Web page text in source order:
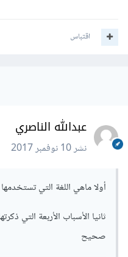
اقتباس
عبدالله الناصري
نشر10 نوفمبر 2017
أولا ماهي اللغة التي
ثانيا الأسباب الأربعة التي
صحيح